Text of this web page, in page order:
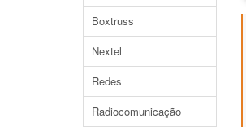
Boxtruss
Nextel
Redes
Radiocomunicação